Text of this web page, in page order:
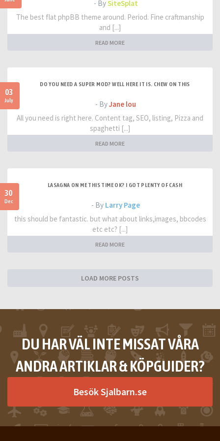
- BySiteSplat
The best flat phpBB theme around. Period. Fine craftmanship
and [...]
READ MORE
03
July
DO YOU NEED A SUPER MOD? WELL HERE IT IS. CHEW ON THIS
- ByJane lou
All you need is right here. Content tag, SEO, listing, Pizza and
spaghetti [...]
READ MORE
30
Dec
LASAGNA ON ME THIS TIME OK? I GOT PLENTY OF CASH
- By Larry Page
this should be fantastic. but what about links,images, bbcodes
etc etc? [...]
READ MORE
LOAD MORE POSTS
DU HAR VÄL INTE MISSAT VÅRA
ANDRA ARTIKLAR & KÖPGUIDER?
Besök Sjalbarn.se